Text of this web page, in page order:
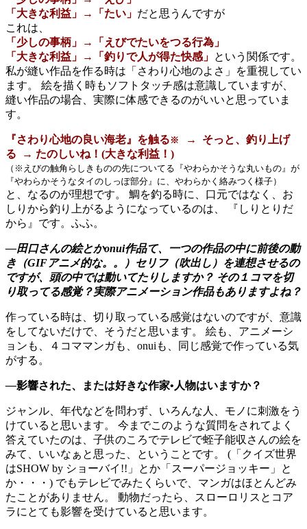
「大きな利益」→「たい」 だと思うんですが
これは、
「少しの事柄」→「えびでたいをつる行為」
「大きな利益」→「釣りで人が得た快感」 という関係です。
私が縫い作品を作る時は「さわり心地のよさ」を重視してい
ます。 絵を描く時もソフトタッチ感は意識していますが、
縫い作品の場合、実際に体感できるのがいいと思っていま
す。
『さわり心地の良い海老』を触る ※
→ そっと、釣り上げ
る → たのしいね！(大きな利益！)
（※えびの触角らしきものの先についてる『やわらかそうな丸いもの』が
『やわらかそうなタイのしっぽ部分』に、やわらかく絡みつく様子）
と、なるのが理想です。 鯛を釣る時に、口元ではなく、お
しりから釣り上がるようになっているのは、 『しりとりだ
から』です。ふふ。
―田口さんの絵とかonui作品て、一つの作品の中に前後の動
き（GIFアニメ的な。。）セリフ（吹出し）を連想させるの
ですが、頭の中では動いてたりしますか？ その１コマを切
り取ってる感覚？実際アニメーション作品もありますよね？
作っている時は、切り取っている感覚はないのですが、意識
をしてないだけで、そうだと思います。 絵も、アニメーシ
ョンも、４コママンガも、onuiも、同じ感覚で作っている気
がする。
―影響された、または好きな作家•人物はいますか？
ジャンル、年代などを問わず、いろんな人、モノに刺激をう
けていると思います。 今までこのような質問をされてよく
答えていたのは、子供のころでテレビで蛭子能収さんの絵を
みて、いいなぁと思った、ということです。 (「クイズ世界
はSHOW by ショーバイ!!」とか「スーパージョッキー」と
か・・・) でもテレビでみたくらいで、マンガはほとんどみ
たことがありません。 動物だったら、スローロリスとコア
ラにとても影響を受けていると思います。